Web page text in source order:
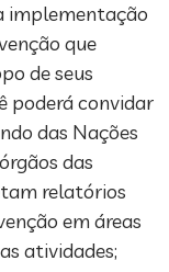
implementação
que
de seus
poderá convidar
das Nações
das
relatórios
em áreas
atividades;